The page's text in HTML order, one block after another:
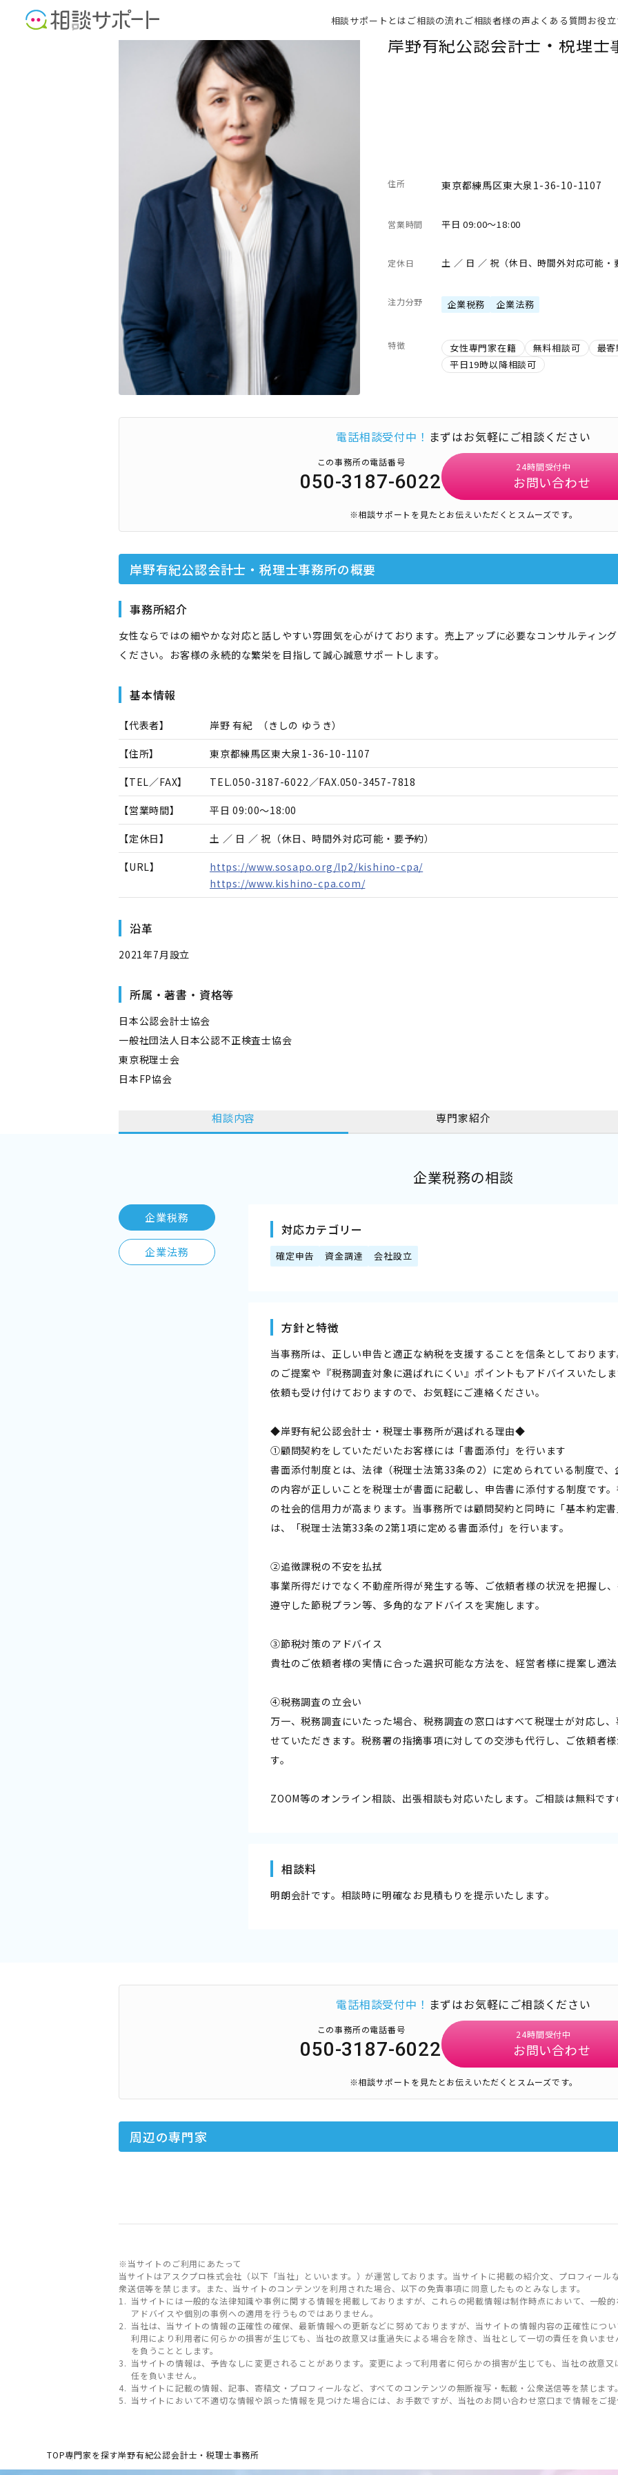
相談サポートとは ご相談の流れご相談者様の声よくある質問お役
公認会計士
岸野有紀公認会計士・税理士
住所 東京都練馬区東大泉1-36-10-1107
営業時間 平日 09:00～18:00
定休日 土 ／ 日 ／ 祝（休日、時間外対応可能・
注力分野 企業税務 企業法務
特徴 女性専門家在籍 無料相談可
最
平日19時以降相談可
電話相談受付中！ まずはお気軽にご相談ください
この事務所の電話番号
050-3187-6022
24時間受付中
お問い合わせ
※相談サポートを見たとお伝えいただくとスムーズです。
岸野有紀公認会計士・税理士事務所の概要
事務所紹介
女性ならではの細やかな対応と話しやすい雰囲気を心がけております。売上アップに必要なコンサルティン
ください。お客様の永続的な繁栄を目指して誠心誠意サポートします。
基本情報
【代表者】 岸野 有紀 （きしの ゆうき）
【住所】 東京都練馬区東大泉1-36-10-1107
【TEL／FAX】 TEL.050-3187-6022／FAX.050-3457-7818
【営業時間】 平日 09:00～18:00
【定休日】 土 ／ 日 ／ 祝（休日、時間外対応可能・要予約）
【URL】
https://www.sosapo.org/lp2/kishino-cpa/
https://www.kishino-cpa.com/
沿革
2021年7月設立
所属・著書・資格等
日本公認会計士協会
一般社団法人日本公認不正検査士協会
東京税理士会
日本FP協会
相談内容 専門家紹介
企業税務の相談
企業税務
企業法務
対応カテゴリー
確定申告 資金調達 会社設立
方針と特徴
当事務所は、正しい申告と適正な納税を支援することを信条としておりま
のご提案や『税務調査対象に選ばれにくい』ポイントもアドバイスいたし
依頼も受け付けておりますので、お気軽にご連絡ください。
◆岸野有紀公認会計士・税理士事務所が選ばれる理由◆
①顧問契約をしていただいたお客様には「書面添付」を行います
書面添付制度とは、法律（税理士法第33条の2）に定められている制度で
の内容が正しいことを税理士が書面に記載し、申告書に添付する制度です
の社会的信用力が高まります。当事務所では顧問契約と同時に「基本約定
は、「税理士法第33条の2第1項に定める書面添付」を行います。
②追徴課税の不安を払拭
事業所得だけでなく不動産所得が発生する等、ご依頼者様の状況を把握し
遵守した節税プラン等、多角的なアドバイスを実施します。
③節税対策のアドバイス
貴社のご依頼者様の実情に合った選択可能な方法を、経営者様に提案し適
④税務調査の立会い
万一、税務調査にいたった場合、税務調査の窓口はすべて税理士が対応し
せていただきます。税務署の指摘事項に対しての交渉も代行し、ご依頼者
す。
ZOOM等のオンライン相談、出張相談も対応いたします。ご相談は無料で
相談料
明朗会計です。相談時に明確なお見積もりを提示いたします。
電話相談受付中！ まずはお気軽にご相談ください
この事務所の電話番号
050-3187-6022
24時間受付中
お問い合わせ
※相談サポートを見たとお伝えいただくとスムーズです。
周辺の専門家
※当サイトのご利用にあたって
当サイトはアスクプロ株式会社（以下「当社」といいます。）が運営しております。当サイトに掲載の紹介文、プロフィール
衆送信等を禁じます。また、当サイトのコンテンツを利用された場合、以下の免責事項に同意したものとみなします。
当サイトには一般的な法律知識や事例に関する情報を掲載しておりますが、これらの掲載情報は制作時点において、一般
アドバイスや個別の事例への適用を行うものではありません。
当社は、当サイトの情報の正確性の確保、最新情報への更新などに努めておりますが、当サイトの情報内容の正確性につ
利用により利用者に何らかの損害が生じても、当社の故意又は重過失による場合を除き、当社として一切の責任を負いま
を負うこととします。
当サイトの情報は、予告なしに変更されることがあります。変更によって利用者に何らかの損害が生じても、当社の故意
任を負いません。
当サイトに記載の情報、記事、寄稿文・プロフィールなど、すべてのコンテンツの無断複写・転載・公衆送信等を禁じます
当サイトにおいて不適切な情報や誤った情報を見つけた場合には、お手数ですが、当社のお問い合わせ窓口まで情報をご
TOP専門家を探す岸野有紀公認会計士・税理士事務所